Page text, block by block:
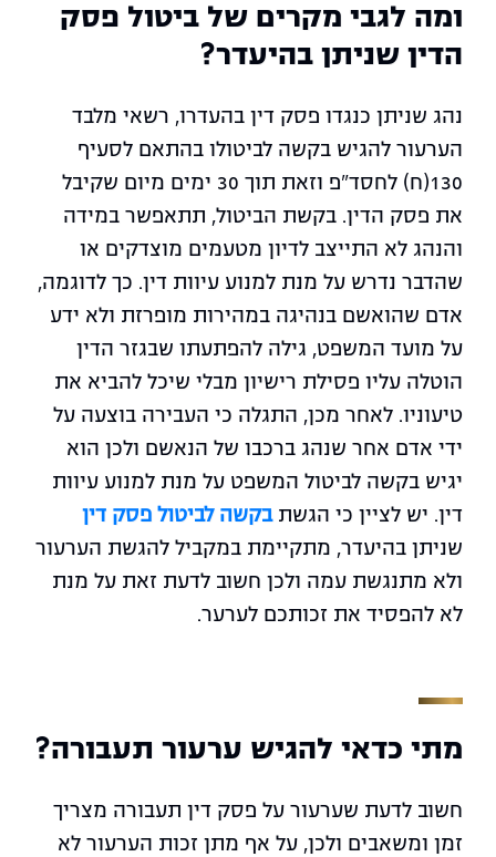
ומה לגבי מקרים של ביטול פסק
הדין שניתן בהיעדר?
נהג שניתן כנגדו פסק דין בהעדרו, רשאי מלבד
הערעור להגיש בקשה לביטולו בהתאם לסעיף
130(ח) לחסד"פ וזאת תוך 30 ימים מיום שקיבל
את פסק הדין. בקשת הביטול, תתאפשר במידה
והנהג לא התייצב לדיון מטעמים מוצדקים או
שהדבר נדרש על מנת למנוע עיוות דין. כך לדוגמה,
אדם שהואשם בנהיגה במהירות מופרזת ולא ידע
על מועד המשפט, גילה להפתעתו שבגזר הדין
הוטלה עליו פסילת רישיון מבלי שיכל להביא את
טיעוניו. לאחר מכן, התגלה כי העבירה בוצעה על
ידי אדם אחר שנהג ברכבו של הנאשם ולכן הוא
יגיש בקשה לביטול המשפט על מנת למנוע עיוות
דין. יש לציין כי הגשתבקשה לביטול פסק דין
שניתן בהיעדר, מתקיימת במקביל להגשת הערעור
ולא מתנגשת עמה ולכן חשוב לדעת זאת על מנת
לא להפסיד את זכותכם לערער.
מתי כדאי להגיש ערעור תעבורה?
חשוב לדעת שערעור על פסק דין תעבורה מצריך
זמן ומשאבים ולכן, על אף מתן זכות הערעור לא